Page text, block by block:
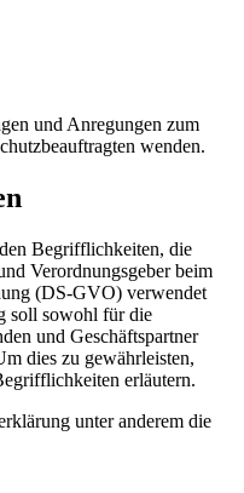
und Anregungen zum
wenden.
Begrifflichkeiten, die
Verordnungsgeber beim
(DS-GVO) verwendet
soll sowohl für die
und Geschäftspartner
dies zu gewährleisten,
erläutern.
unter anderem die